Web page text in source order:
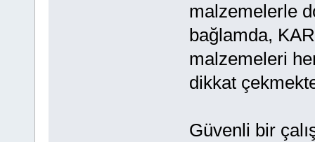
malzemelerle
bağlamda,
malzemeleri
dikkat
Güvenli bir